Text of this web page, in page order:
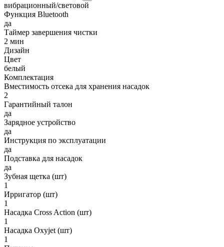
вибрационный/световой
Функция Bluetooth
да
Таймер завершения чистки
2 мин
Дизайн
Цвет
белый
Комплектация
Вместимость отсека для хранения насадок
2
Гарантийный талон
да
Зарядное устройство
да
Инструкция по эксплуатации
да
Подставка для насадок
да
Зубная щетка (шт)
1
Ирригатор (шт)
1
Насадка Cross Action (шт)
1
Насадка Oxyjet (шт)
1